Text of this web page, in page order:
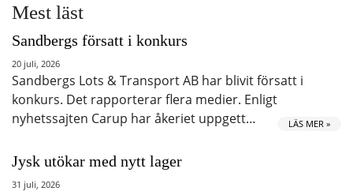
Mest läst
Sandbergs försatt i konkurs
20 juli, 2026
Sandbergs Lots & Transport AB har blivit försatt i
konkurs. Det rapporterar flera medier. Enligt
nyhetssajten Carup har åkeriet uppgett…
LÄS MER »
Jysk utökar med nytt lager
31 juli, 2026